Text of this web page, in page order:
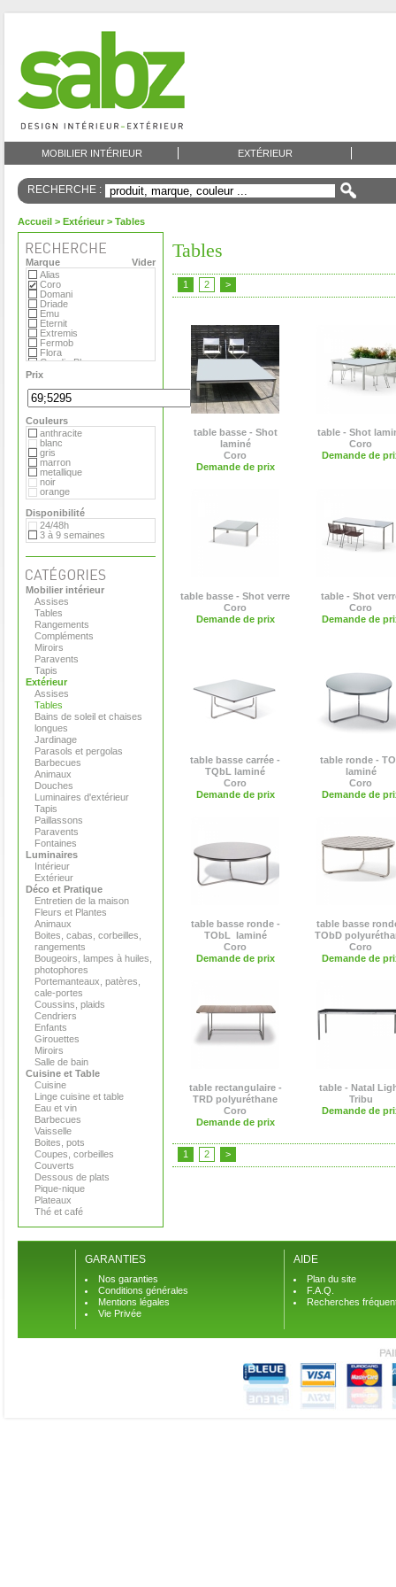
MOBILIER INTÉRIEUR EXTÉRIEUR
RECHERCHE :
Accueil > Extérieur > Tables
Vider
Marque
Alias
Coro
Domani
Driade
Emu
Eternit
Extremis
Fermob
Flora
Gandia Blasco
MDF
Magis
Matière Grise
Plank
Roda
Royal Botania
Serralunga
Tribu
Vange
Versus
Viteo
Prix
Couleurs
anthracite
blanc
gris
marron
metallique
noir
orange
Disponibilité
24/48h
3 à 9 semaines
Mobilier intérieur
Assises
Tables
Rangements
Compléments
Miroirs
Paravents
Tapis
Extérieur
Assises
Tables
Bains de soleil et chaises
longues
Jardinage
Parasols et pergolas
Barbecues
Animaux
Douches
Luminaires d'extérieur
Tapis
Paillassons
Paravents
Fontaines
Luminaires
Intérieur
Extérieur
Déco et Pratique
Entretien de la maison
Fleurs et Plantes
Animaux
Boites, cabas, corbeilles,
rangements
Bougeoirs, lampes à huiles,
photophores
Portemanteaux, patères,
cale-portes
Coussins, plaids
Cendriers
Enfants
Girouettes
Miroirs
Salle de bain
Cuisine et Table
Cuisine
Linge cuisine et table
Eau et vin
Barbecues
Vaisselle
Boites, pots
Coupes, corbeilles
Couverts
Dessous de plats
Pique-nique
Plateaux
Thé et café
Tables
1 2 >
table basse - Shot
laminé
Coro
Demande de prix
table - Shot
Coro
Demande de
table basse - Shot verre
Coro
Demande de prix
table - Shot
Coro
Demande de
table basse carrée -
TQbL laminé
Coro
Demande de prix
table ronde -
laminé
Coro
Demande de
table basse ronde -
TObL  laminé
Coro
Demande de prix
table basse
TObD
Coro
Demande de
table rectangulaire -
TRD polyuréthane
Coro
Demande de prix
table - Natal
Tribu
Demande de
1 2 >
GARANTIES
Nos garanties
Conditions générales
Mentions légales
Vie Privée
AIDE
Plan du site
F.A.Q.
Recherches